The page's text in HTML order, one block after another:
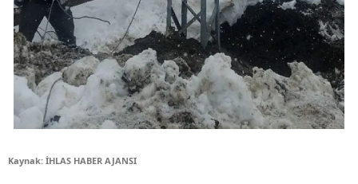
Kaynak: İHLAS HABER AJANSI